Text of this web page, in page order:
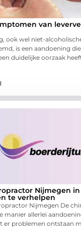
van
ook wel niet-
is een aandoening
duidelijke oorzaak
Nijmegen
te verhelpen
Nijmegen De
manier allerlei
er problemen ontstaan